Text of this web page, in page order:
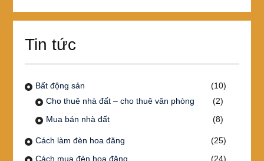
Tin tức
Bất động sản
(10)
Cho thuê nhà đất – cho thuê văn phòng
(2)
Mua bán nhà đất
(8)
Cách làm đèn hoa đăng
(25)
Cách mua đèn hoa đăng
(24)